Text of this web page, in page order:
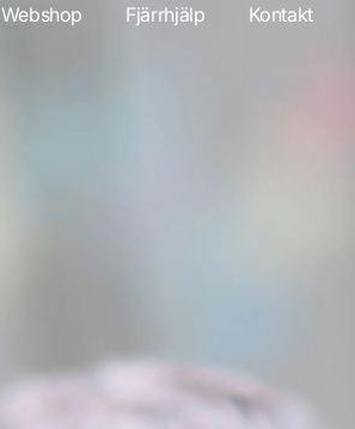
Webshop Fjärrhjälp Kontakt